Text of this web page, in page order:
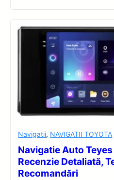
Navigatii, NAVIGATII TOYOTA
Navigatie Auto
Recenzie Detaliată,
Recomandări